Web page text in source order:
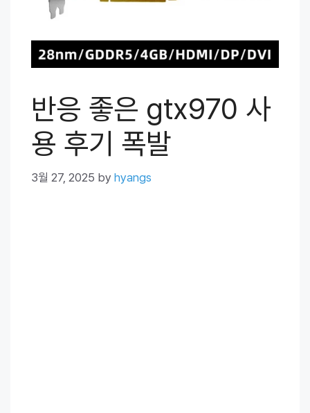
반응 좋은 gtx970 사
용 후기 폭발
3월 27, 2025 by hyangs